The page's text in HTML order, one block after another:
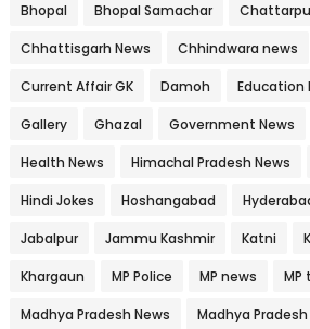
Bhopal Bhopal Samachar
Chhattisgarh News Chhindwara news
Current Affair GK Damoh Education
Gallery Ghazal Government News
Health News Himachal Pradesh News
Hindi Jokes Hoshangabad
Jabalpur Jammu Kashmir Katni
Khargaun MP Police MP news MP
Madhya Pradesh News Madhya